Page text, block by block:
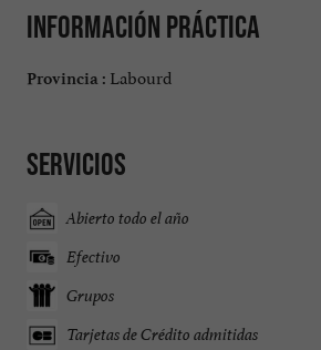
Información práctica
Provincia : Labourd
Servicios
Abierto todo el año
Efectivo
Grupos
Tarjetas de Crédito admitidas